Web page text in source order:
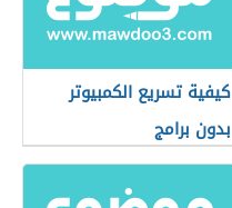
كيفية تسريع الكمبيوتر
بدون برامج